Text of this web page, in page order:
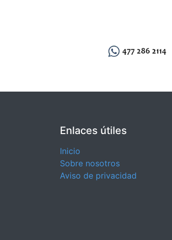
Enlaces útiles
Inicio
Sobre nosotros
Aviso de privacidad